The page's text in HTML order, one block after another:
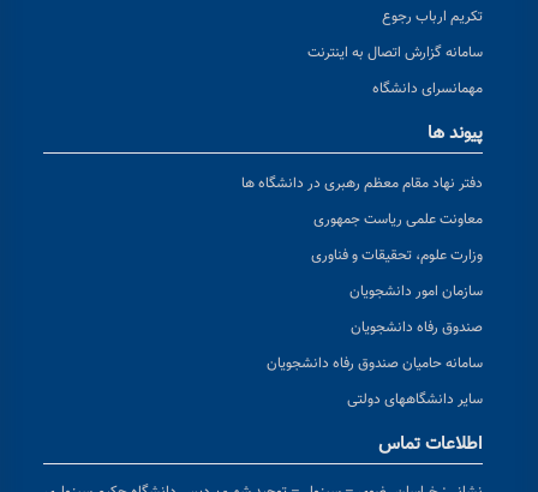
تکریم ارباب رجوع
سامانه گزارش اتصال به اینترنت
مهمانسرای دانشگاه
پیوند ها
دفتر نهاد مقام معظم رهبری در دانشگاه ها
معاونت علمی ریاست جمهوری
وزارت علوم، تحقیقات و فناوری
سازمان امور دانشجویان
صندوق رفاه دانشجویان
سامانه حامیان صندوق رفاه دانشجویان
سایر دانشگاههای دولتی
اطلاعات تماس